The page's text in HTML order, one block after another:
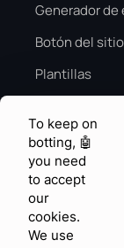
Generador de
Botón del
Plantillas
Temporada
Centro de
Comunidad
To keep on
botting, 🤖
you need
to accept
our
cookies.
We use